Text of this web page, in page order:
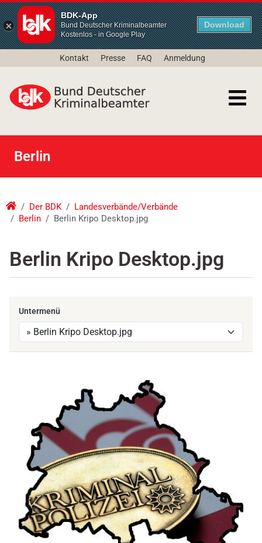
BDK-App
Bund Deutscher Kriminalbeamter
Kostenlos - in Google Play
Download
Kontakt Presse FAQ Anmeldung
Berlin
Der BDK
Landesverbände/Verbände
Berlin
Berlin Kripo Desktop.jpg
Berlin Kripo Desktop.jpg
Untermenü